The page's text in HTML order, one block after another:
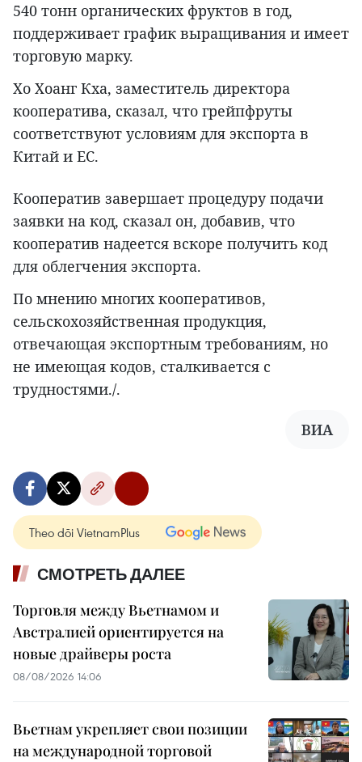
540 тонн органических фруктов в год,
поддерживает график выращивания и имеет
торговую марку.
Хо Хоанг Кха, заместитель директора
кооператива, сказал, что грейпфруты
соответствуют условиям для экспорта в
Китай и ЕС.
Кооператив завершает процедуру подачи
заявки на код, сказал он, добавив, что
кооператив надеется вскоре получить код
для облегчения экспорта.
По мнению многих кооперативов,
сельскохозяйственная продукция,
отвечающая экспортным требованиям, но
не имеющая кодов, сталкивается с
трудностями./.
ВИА
Theo dõi VietnamPlus
СМОТРЕТЬ ДАЛЕЕ
Торговля между Вьетнамом и
Австралией ориентируется на
новые драйверы роста
08/08/2026 14:06
Вьетнам укрепляет свои позиции
на международной торговой